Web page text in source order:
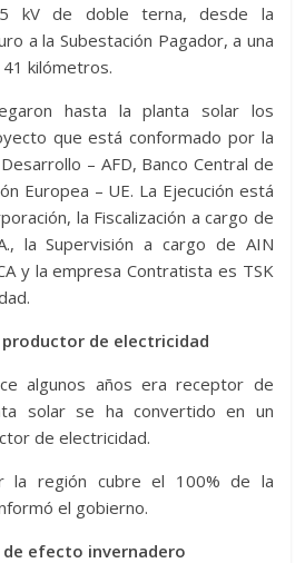
kV de doble terna, desde la
a la Subestación Pagador, a una
kilómetros.
hasta la planta solar los
que está conformado por la
– AFD, Banco Central de
Europea – UE. La Ejecución está
la Fiscalización a cargo de
la Supervisión a cargo de AIN
y la empresa Contratista es TSK
de electricidad
algunos años era receptor de
solar se ha convertido en un
de electricidad.
la región cubre el 100% de la
el gobierno.
de efecto invernadero